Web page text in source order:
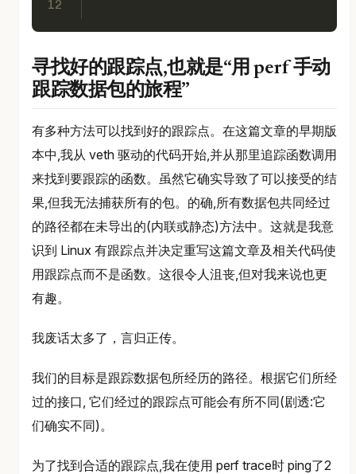
12
寻找好的跟踪点,也就是“用 perf 手动
跟踪数据包的旅程”
有多种方法可以找到好的跟踪点。在这篇文章的早期版
本中,我从 veth 驱动的代码开始,并从那里追踪函数调用
来找到要跟踪的函数。虽然它确实导致了可以接受的结
果,但我无法捕获所有的包。的确,所有数据包共同经过
的路径都在未导出的(内联或静态)方法中。这就是我意
识到 Linux 有跟踪点并决定重写这篇文章及相关代码使
用跟踪点而不是函数。这很令人沮丧,但对我来说也更
有趣。
我废话太多了，言归正传。
我们的目标是跟踪数据包所经历的路径。根据它们所经
过的接口, 它们经过的跟踪点可能会有所不同(剧透:它
们确实不同)。
为了找到合适的跟踪点,我在使用 perf trace时 ping了2